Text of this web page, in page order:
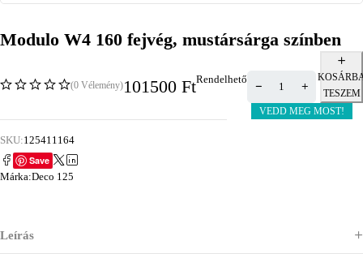
Modulo W4 160 fejvég, mustársárga színben
(0 Vélemény)101500 FtRendelhető
TESZEM
VEDD MEG MOST!
SKU:125411164
Save
Márka:Deco 125
Leírás